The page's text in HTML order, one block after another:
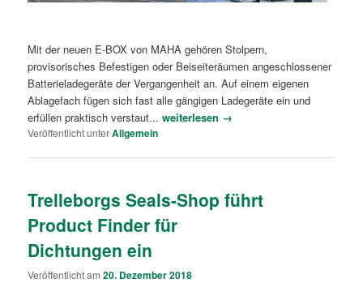
Mit der neuen E-BOX von MAHA gehören Stolpern,
provisorisches Befestigen oder Beiseiteräumen angeschlossener
Batterieladegeräte der Vergangenheit an. Auf einem eigenen
Ablagefach fügen sich fast alle gängigen Ladegeräte ein und
erfüllen praktisch verstaut...weiterlesen →
Veröffentlicht unterAllgemein
Trelleborgs Seals-Shop führt
Product Finder für
Dichtungen ein
Veröffentlicht am20. Dezember 2018